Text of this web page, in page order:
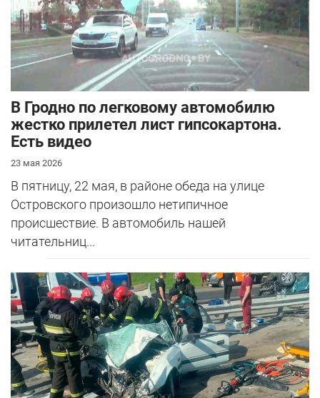
В Гродно по легковому автомобилю
жестко прилетел лист гипсокартона.
Есть видео
23 мая 2026
В пятницу, 22 мая, в районе обеда на улице
Островского произошло нетипичное
происшествие. В автомобиль нашей
читательниц...